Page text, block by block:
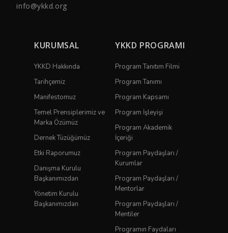
info@ykkd.org
KURUMSAL
YKKD Hakkında
Tarihçemiz
Manifestomuz
Temel Prensiplerimiz ve
Marka Özümüz
Dernek Tüzüğümüz
Etki Raporumuz
Danışma Kurulu
Başkanımızdan
Yönetim Kurulu
Başkanımızdan
YKKD PROGRAMI
Program Tanıtım Filmi
Program Tanımı
Program Kapsamı
Program İşleyişi
Program Akademik
İçeriği
Program Paydaşları /
Kurumlar
Program Paydaşları /
Mentorlar
Program Paydaşları /
Mentiler
Programın Faydaları